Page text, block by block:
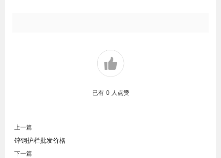
已有 0 人点赞
上一篇
锌钢护栏批发价格
下一篇